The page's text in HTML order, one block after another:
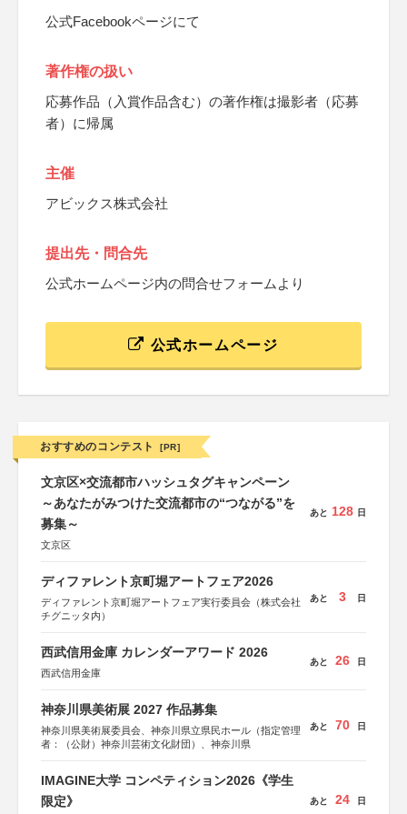
公式Facebookページにて
著作権の扱い
応募作品（入賞作品含む）の著作権は撮影者（応募
者）に帰属
主催
アビックス株式会社
提出先・問合先
公式ホームページ内の問合せフォームより
公式ホームページ
おすすめのコンテスト [PR]
文京区×交流都市ハッシュタグキャンペーン
～あなたがみつけた交流都市の“つながる”を
募集～
文京区
あと 128 日
ディファレント京町堀アートフェア2026
ディファレント京町堀アートフェア実行委員会（株式会社
チグニッタ内）
あと 3 日
西武信用金庫 カレンダーアワード 2026
西武信用金庫
あと 26 日
神奈川県美術展 2027 作品募集
神奈川県美術展委員会、神奈川県立県民ホール（指定管理
者：（公財）神奈川芸術文化財団）、神奈川県
あと 70 日
IMAGINE大学 コンペティション2026《学生
限定》
あと 24 日